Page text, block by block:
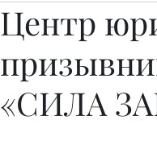
Центр
«СИЛА